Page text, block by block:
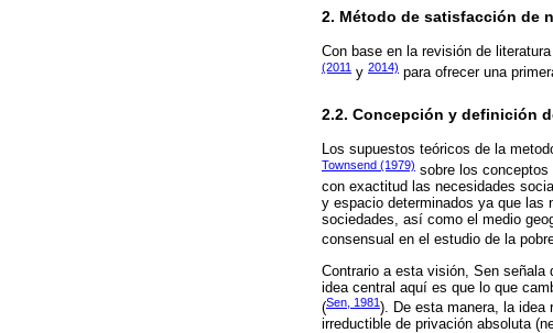
2. Método de satisfacción de
Con base en la revisión de
(2011 y 2014) para ofrecer una
2.2. Concepción y definición
Los supuestos teóricos de la
Townsend (1979) sobre los conceptos
con exactitud las necesidades
y espacio determinados ya que las
sociedades, así como el medio
consensual en el estudio de la
Contrario a esta visión, Sen
idea central aquí es que lo que
(Sen, 1981). De esta manera, la idea
irreductible de privación absoluta